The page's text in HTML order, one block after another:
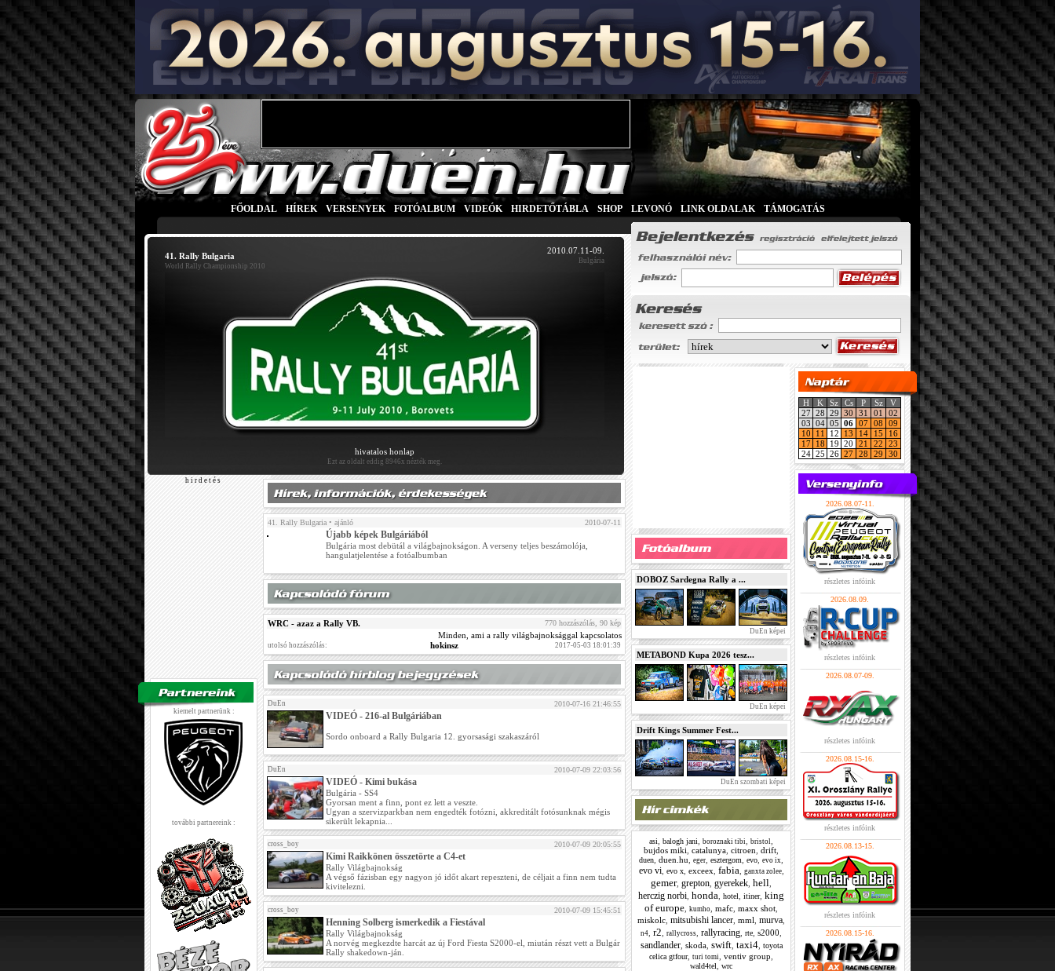
FŐOLDAL HÍREK VERSENYEK FOTÓALBUM VIDEÓK HIRDETŐTÁBLA SHOP LEVONÓ LINK OLDALAK TÁMOGATÁS
41. Rally Bulgaria
World Rally Championship 2010
2010.07.11-09.
Bulgária
hivatalos honlap
Ezt az oldalt eddig 8946x nézték meg.
h i r d e t é s
kiemelt partnerünk :
további partnereink :
41. Rally Bulgaria • ajánló 2010-07-11
Újabb képek Bulgáriából
Bulgária most debütál a világbajnokságon. A verseny teljes beszámolója,
hangulatjelentése a fotóalbumban
WRC - azaz a Rally VB. 770 hozzászólás, 90 kép
Minden, ami a rally világbajnoksággal kapcsolatos
utolsó hozzászólás: hokinsz 2017-05-03 18:01:39
DuEn 2010-07-16 21:46:55
VIDEÓ - 216-al Bulgáriában
Sordo onboard a Rally Bulgaria 12. gyorsasági szakaszáról
DuEn 2010-07-09 22:03:56
VIDEÓ - Kimi bukása
Bulgária - SS4
Gyorsan ment a finn, pont ez lett a veszte.
Ugyan a szervizparkban nem engedték fotózni, akkreditált fotósunknak mégis
sikerült lekapnia...
cross_boy 2010-07-09 20:05:55
Kimi Raikkönen összetörte a C4-et
Rally Világbajnokság
A végső fázisban egy nagyon jó időt akart repeszteni, de céljait a finn nem tudta
kivitelezni.
cross_boy 2010-07-09 15:45:51
Henning Solberg ismerkedik a Fiestával
Rally Világbajnokság
A norvég megkezdte harcát az új Ford Fiesta S2000-el, miután részt vett a Bulgár
Rally shakedown-ján.
DOBOZ Sardegna Rally a ...
DuEn képei
METABOND Kupa 2026 tesz...
DuEn képei
Drift Kings Summer Fest...
DuEn szombati képei
asi balogh jani boroznaki tibi bristol
bujdos miki catalunya citroen drift
duen duen.hu eger esztergom evo evo ix
evo vi, evo x, exceex fabia ganxta zolee,
gemer, grepton gyerekek hell
herczig norbi honda hotel itiner, king
of europe kumho mafc maxx shot
miskolc mitsubishi lancer mml murva
n4 r2 rallycross rallyracing rte s2000
sandlander, skoda, swift, taxi4, toyota
celica gtfour, turi tomi ventiv group
wald4tel wrc
H K Sz Cs P Sz
V
27 28 29 30 31 01
02
03 04 05 06 07 08
09
10
11 12 13 14 15
16
17
18 19 20 21 22
23
24 25 26 27 28 29 30
2026.08.07-11.
részletes infóink
2026.08.09.
részletes infóink
2026.08.07-09.
részletes infóink
2026.08.15-16.
részletes infóink
2026.08.13-15.
részletes infóink
2026.08.15-16.